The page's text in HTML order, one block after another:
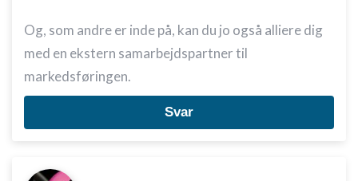
Og, som andre er inde på, kan du jo også alliere dig
med en ekstern samarbejdspartner til
markedsføringen.
Svar